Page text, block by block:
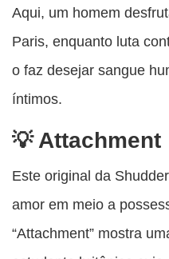
Aqui, um homem
Paris, enquanto luta
o faz desejar sangue
íntimos.
Attachment
Este original da
amor em meio a
“Attachment” mostra